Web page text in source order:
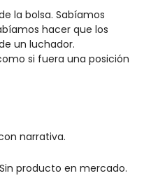
la bolsa. Sabíamos
hacer que los
un luchador.
si fuera una posición
narrativa.
producto en mercado.